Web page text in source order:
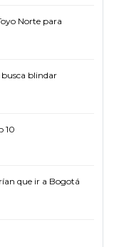
Norte para
busca blindar
10
que ir a Bogotá